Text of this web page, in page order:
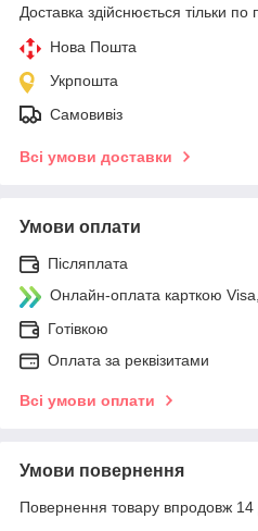
Доставка здійснюється тільки по
Нова Пошта
Укрпошта
Самовивіз
Всі умови доставки
Умови оплати
Післяплата
Онлайн-оплата карткою
Готівкою
Оплата за реквізитами
Всі умови оплати
Умови повернення
Повернення товару впродовж 14